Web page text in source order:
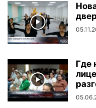
Где